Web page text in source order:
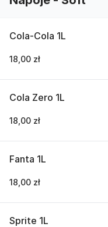
Cola-Cola 1L
18,00 zł
Cola Zero 1L
18,00 zł
Fanta 1L
18,00 zł
Sprite 1L